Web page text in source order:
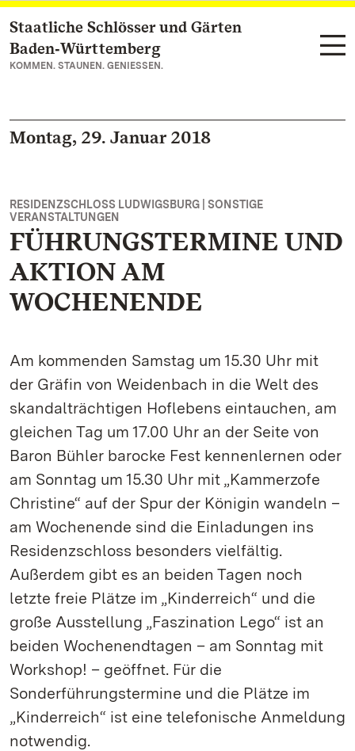
Zum Hauptinhalt springen
Staatliche Schlösser und Gärten
Baden‑Württemberg
KOMMEN. STAUNEN. GENIESSEN.
Montag, 29. Januar 2018
RESIDENZSCHLOSS LUDWIGSBURG | SONSTIGE
VERANSTALTUNGEN
FÜHRUNGSTERMINE UND
AKTION AM
WOCHENENDE
Am kommenden Samstag um 15.30 Uhr mit
der Gräfin von Weidenbach in die Welt des
skandalträchtigen Hoflebens eintauchen, am
gleichen Tag um 17.00 Uhr an der Seite von
Baron Bühler barocke Fest kennenlernen oder
am Sonntag um 15.30 Uhr mit „Kammerzofe
Christine“ auf der Spur der Königin wandeln –
am Wochenende sind die Einladungen ins
Residenzschloss besonders vielfältig.
Außerdem gibt es an beiden Tagen noch
letzte freie Plätze im „Kinderreich“ und die
große Ausstellung „Faszination Lego“ ist an
beiden Wochenendtagen – am Sonntag mit
Workshop! – geöffnet. Für die
Sonderführungstermine und die Plätze im
„Kinderreich“ ist eine telefonische Anmeldung
notwendig.